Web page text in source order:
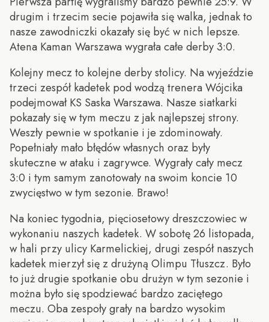
drugim i trzecim secie pojawiła się walka, jednak to
nasze zawodniczki okazały się być w nich lepsze.
Atena Kaman Warszawa wygrała całe derby 3:0.
Kolejny mecz to kolejne derby stolicy. Na wyjeździe
trzeci zespół kadetek pod wodzą trenera Wójcika
podejmował KS Saska Warszawa. Nasze siatkarki
pokazały się w tym meczu z jak najlepszej strony.
Weszły pewnie w spotkanie i je zdominowały.
Popełniały mało błędów własnych oraz były
skuteczne w ataku i zagrywce. Wygrały cały mecz
3:0 i tym samym zanotowały na swoim koncie 10
zwycięstwo w tym sezonie. Brawo!
Na koniec tygodnia, pięciosetowy dreszczowiec w
wykonaniu naszych kadetek. W sobotę 26 listopada,
w hali przy ulicy Karmelickiej, drugi zespół naszych
kadetek mierzył się z drużyną Olimpu Tłuszcz. Było
to już drugie spotkanie obu drużyn w tym sezonie i
można było się spodziewać bardzo zaciętego
meczu. Oba zespoły grały na bardzo wysokim